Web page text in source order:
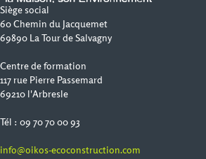
Siège social
60 Chemin du Jacquemet
69890 La Tour de Salvagny
Centre de formation
117 rue Pierre Passemard
69210 l'Arbresle
Tél : 09 70 70 00 93
info@oikos-ecoconstruction.com